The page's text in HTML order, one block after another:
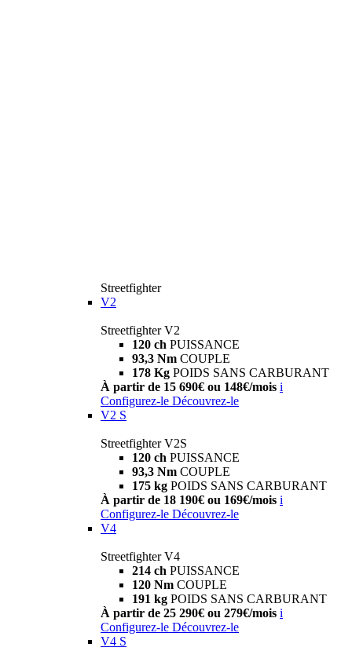
Streetfighter
V2
Streetfighter V2
120 ch PUISSANCE
93,3 Nm COUPLE
178 Kg POIDS SANS CARBURANT
À partir de 15 690€ ou 148€/mois i
Configurez-le Découvrez-le
V2 S
Streetfighter V2S
120 ch PUISSANCE
93,3 Nm COUPLE
175 kg POIDS SANS CARBURANT
À partir de 18 190€ ou 169€/mois i
Configurez-le Découvrez-le
V4
Streetfighter V4
214 ch PUISSANCE
120 Nm COUPLE
191 kg POIDS SANS CARBURANT
À partir de 25 290€ ou 279€/mois i
Configurez-le Découvrez-le
V4 S